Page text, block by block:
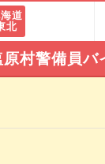
道
北
村警備員バ